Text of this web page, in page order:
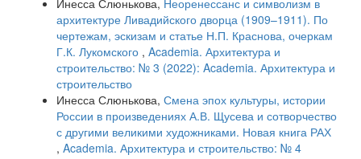
Инесса Слюнькова, Неоренессанс и символизм в
архитектуре Ливадийского дворца (1909–1911). По
чертежам, эскизам и статье Н.П. Краснова, очеркам
Г.К. Лукомского , Academia. Архитектура и
строительство: № 3 (2022): Academia. Архитектура и
строительство
Инесса Слюнькова, Смена эпох культуры, истории
России в произведениях А.В. Щусева и сотворчество
с другими великими художниками. Новая книга РАХ
, Academia. Архитектура и строительство: № 4